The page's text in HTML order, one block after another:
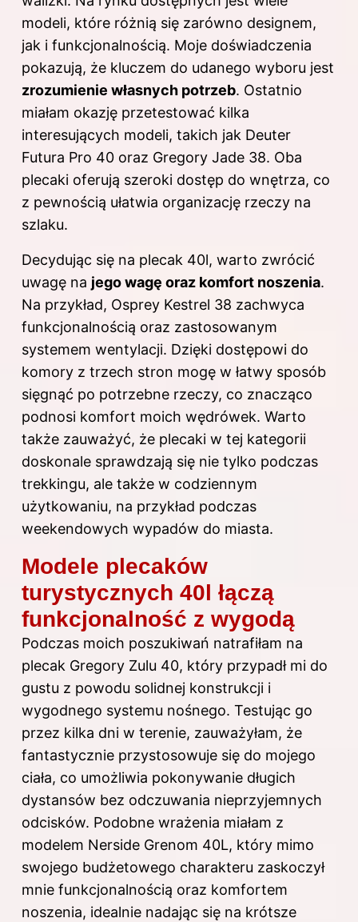
modeli, które różnią się zarówno designem,
jak i funkcjonalnością. Moje doświadczenia
pokazują, że kluczem do udanego wyboru jest
zrozumienie własnych potrzeb. Ostatnio
miałam okazję przetestować kilka
interesujących modeli, takich jak Deuter
Futura Pro 40 oraz Gregory Jade 38. Oba
plecaki oferują szeroki dostęp do wnętrza, co
z pewnością ułatwia organizację rzeczy na
szlaku.
Decydując się na plecak 40l, warto zwrócić
uwagę na jego wagę oraz komfort noszenia.
Na przykład, Osprey Kestrel 38 zachwyca
funkcjonalnością oraz zastosowanym
systemem wentylacji. Dzięki dostępowi do
komory z trzech stron mogę w łatwy sposób
sięgnąć po potrzebne rzeczy, co znacząco
podnosi komfort moich wędrówek. Warto
także zauważyć, że plecaki w tej kategorii
doskonale sprawdzają się nie tylko podczas
trekkingu, ale także w codziennym
użytkowaniu, na przykład podczas
weekendowych wypadów do miasta.
Modele plecaków
turystycznych 40l łączą
funkcjonalność z wygodą
Podczas moich poszukiwań natrafiłam na
plecak Gregory Zulu 40, który przypadł mi do
gustu z powodu solidnej konstrukcji i
wygodnego systemu nośnego. Testując go
przez kilka dni w terenie, zauważyłam, że
fantastycznie przystosowuje się do mojego
ciała, co umożliwia pokonywanie długich
dystansów bez odczuwania nieprzyjemnych
odcisków. Podobne wrażenia miałam z
modelem Nerside Grenom 40L, który mimo
swojego budżetowego charakteru zaskoczył
mnie funkcjonalnością oraz komfortem
noszenia, idealnie nadając się na krótsze